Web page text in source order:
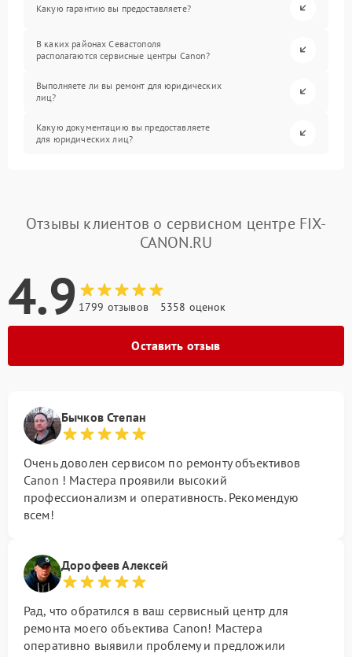
Какую гарантию вы предоставляете?
В каких районах Севастополя
располагаются сервисные центры Canon?
Выполняете ли вы ремонт для юридических
лиц?
Какую документацию вы предоставляете
для юридических лиц?
Отзывы клиентов о сервисном центре FIX-
CANON.RU
4.9 1799 отзывов 5358 оценок
Оставить отзыв
Бычков Степан
Очень доволен сервисом по ремонту объективов
Canon ! Мастера проявили высокий
профессионализм и оперативность. Рекомендую
всем!
Дорофеев Алексей
Рад, что обратился в ваш сервисный центр для
ремонта моего объектива Canon! Мастера
оперативно выявили проблему и предложили